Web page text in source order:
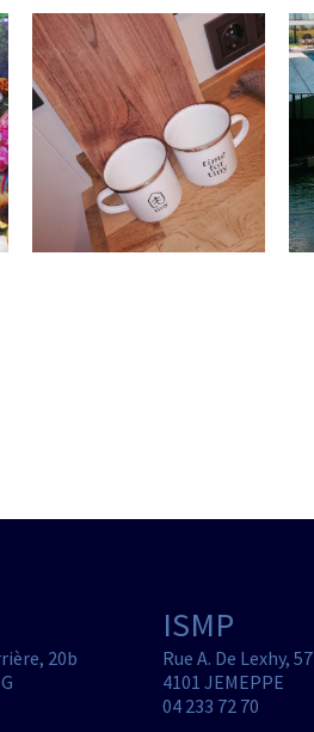
20b
ISMP
Rue A. De Lexhy, 57
4101 JEMEPPE
04 233 72 70